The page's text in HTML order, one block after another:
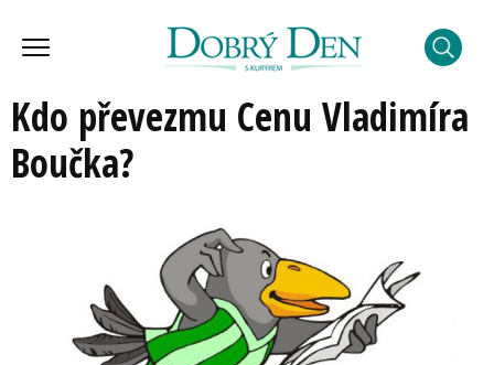
Kdo převezmu Cenu Vladimíra
Boučka?